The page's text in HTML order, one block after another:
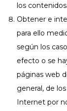
los contenidos.
Obtener e
para ello
según los
efecto o se
páginas web
general, de
Internet por